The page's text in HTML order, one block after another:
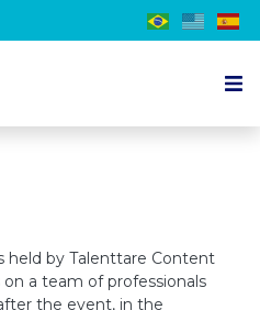
held by Talenttare Content
a team of professionals
the event, in the